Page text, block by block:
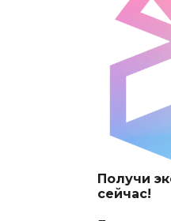
Получи
сейчас!